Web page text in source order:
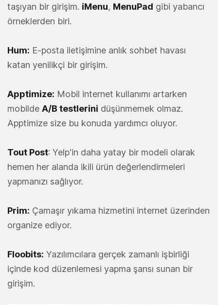
taşıyan bir girişim. iMenu, MenuPad gibi yabancı
örneklerden biri.
Hum: E-posta iletişimine anlık sohbet havası
katan yenilikçi bir girişim.
Apptimize: Mobil internet kullanımı artarken
mobilde A/B testlerini düşünmemek olmaz.
Apptimize size bu konuda yardımcı oluyor.
Tout Post: Yelp'in daha yatay bir modeli olarak
hemen her alanda ikili ürün değerlendirmeleri
yapmanızı sağlıyor.
Prim: Çamaşır yıkama hizmetini internet üzerinden
organize ediyor.
Floobits: Yazılımcılara gerçek zamanlı işbirliği
içinde kod düzenlemesi yapma şansı sunan bir
girişim.